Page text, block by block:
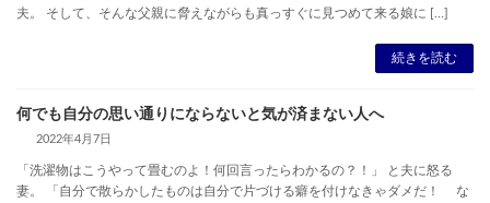
夫。 そして、そんな父親に脅えながらも真っすぐに見つめて来る娘に […]
続きを読む
何でも自分の思い通りにならないと気が済まない人へ
2022年4月7日
「洗濯物はこうやって畳むのよ！何回言ったらわかるの？！」 と夫に怒る
妻。 「自分で散らかしたものは自分で片づける癖を付けなきゃダメだ！ な